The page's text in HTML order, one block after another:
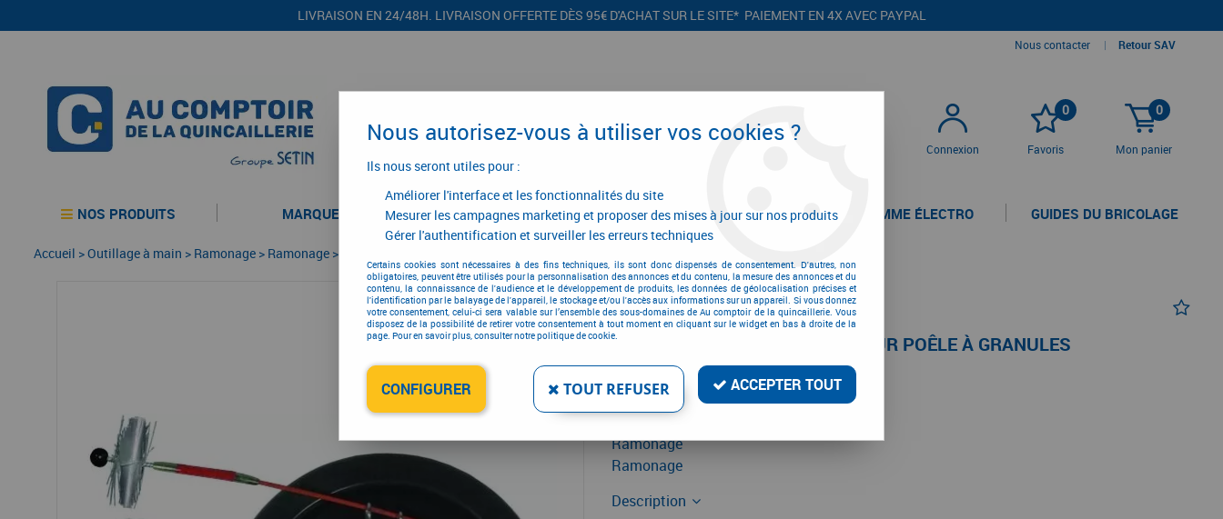
LIVRAISON EN 24/48H. LIVRAISON OFFERTE DÈS 95€ D'ACHAT SUR LE SITE* PAIEMENT EN 4X AVEC PAYPAL
Nous contacter | Retour SAV
Connexion
0
Favoris
0
Mon panier
NOS PRODUITS MARQUES CONFIGURATEURS PROMOTIONS LA GAMME ÉLECTRO GUIDES DU BRICOLAGE
Accueil >Outillage à main > Ramonage > Ramonage >
RAMONAGE FLEXONET 15/5 POUR POÊLE À GRANULES
Réf. :13874
302,86 €TTC
Ramonage
Ramonage
Description
Nous autorisez-vous à utiliser vos cookies ?
Ils nous seront utiles pour :
Améliorer l'interface et les fonctionnalités du site
Mesurer les campagnes marketing et proposer des mises à jour sur nos produits
Gérer l'authentification et surveiller les erreurs techniques
Certains cookies sont nécessaires à des fins techniques, ils sont donc dispensés de consentement. D'autres, non
obligatoires, peuvent être utilisés pour la personnalisation des annonces et du contenu, la mesure des annonces et du
contenu, la connaissance de l'audience et le développement de produits, les données de géolocalisation précises et
l'identification par le balayage de l'appareil, le stockage et/ou l'accès aux informations sur un appareil. Si vous donnez
votre consentement, celui-ci sera valable sur l’ensemble des sous-domaines de Au comptoir de la quincaillerie. Vous
disposez de la possibilité de retirer votre consentement à tout moment en cliquant sur le widget en bas à droite de la
page. Pour en savoir plus, consulter notre politique de cookie.
CONFIGURER TOUT REFUSER ACCEPTER TOUT